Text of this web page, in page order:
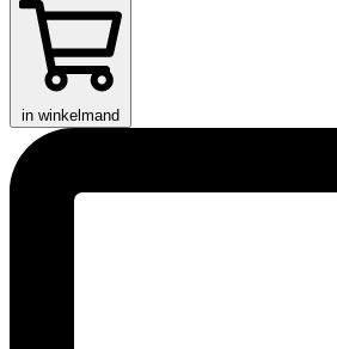
in winkelmand